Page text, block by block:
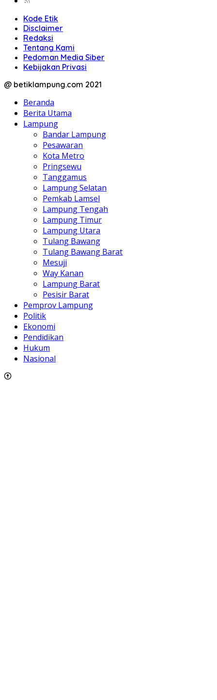
Kode Etik
Disclaimer
Redaksi
Tentang Kami
Pedoman Media Siber
Kebijakan Privasi
@ betiklampung.com 2021
Beranda
Berita Utama
Lampung
Bandar Lampung
Pesawaran
Kota Metro
Pringsewu
Tanggamus
Lampung Selatan
Pemkab Lamsel
Lampung Tengah
Lampung Timur
Lampung Utara
Tulang Bawang
Tulang Bawang Barat
Mesuji
Way Kanan
Lampung Barat
Pesisir Barat
Pemprov Lampung
Politik
Ekonomi
Pendidikan
Hukum
Nasional